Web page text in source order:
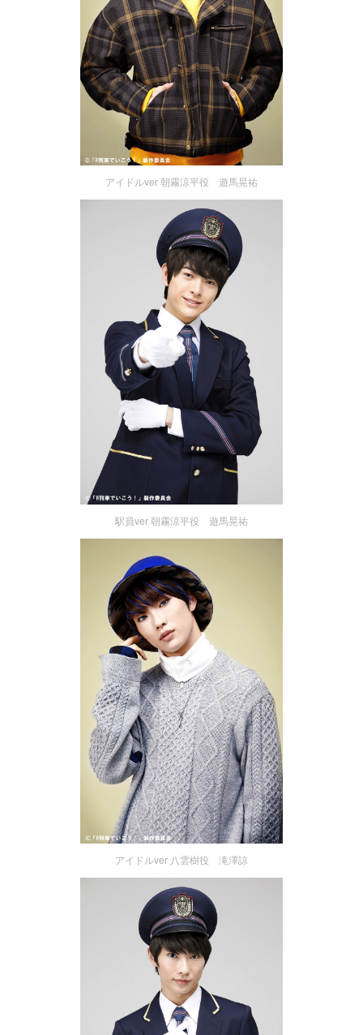
アイドルver 朝霧涼平役 遊馬晃祐
駅員ver 朝霧涼平役 遊馬晃祐
アイドルver 八雲樹役 滝澤諒